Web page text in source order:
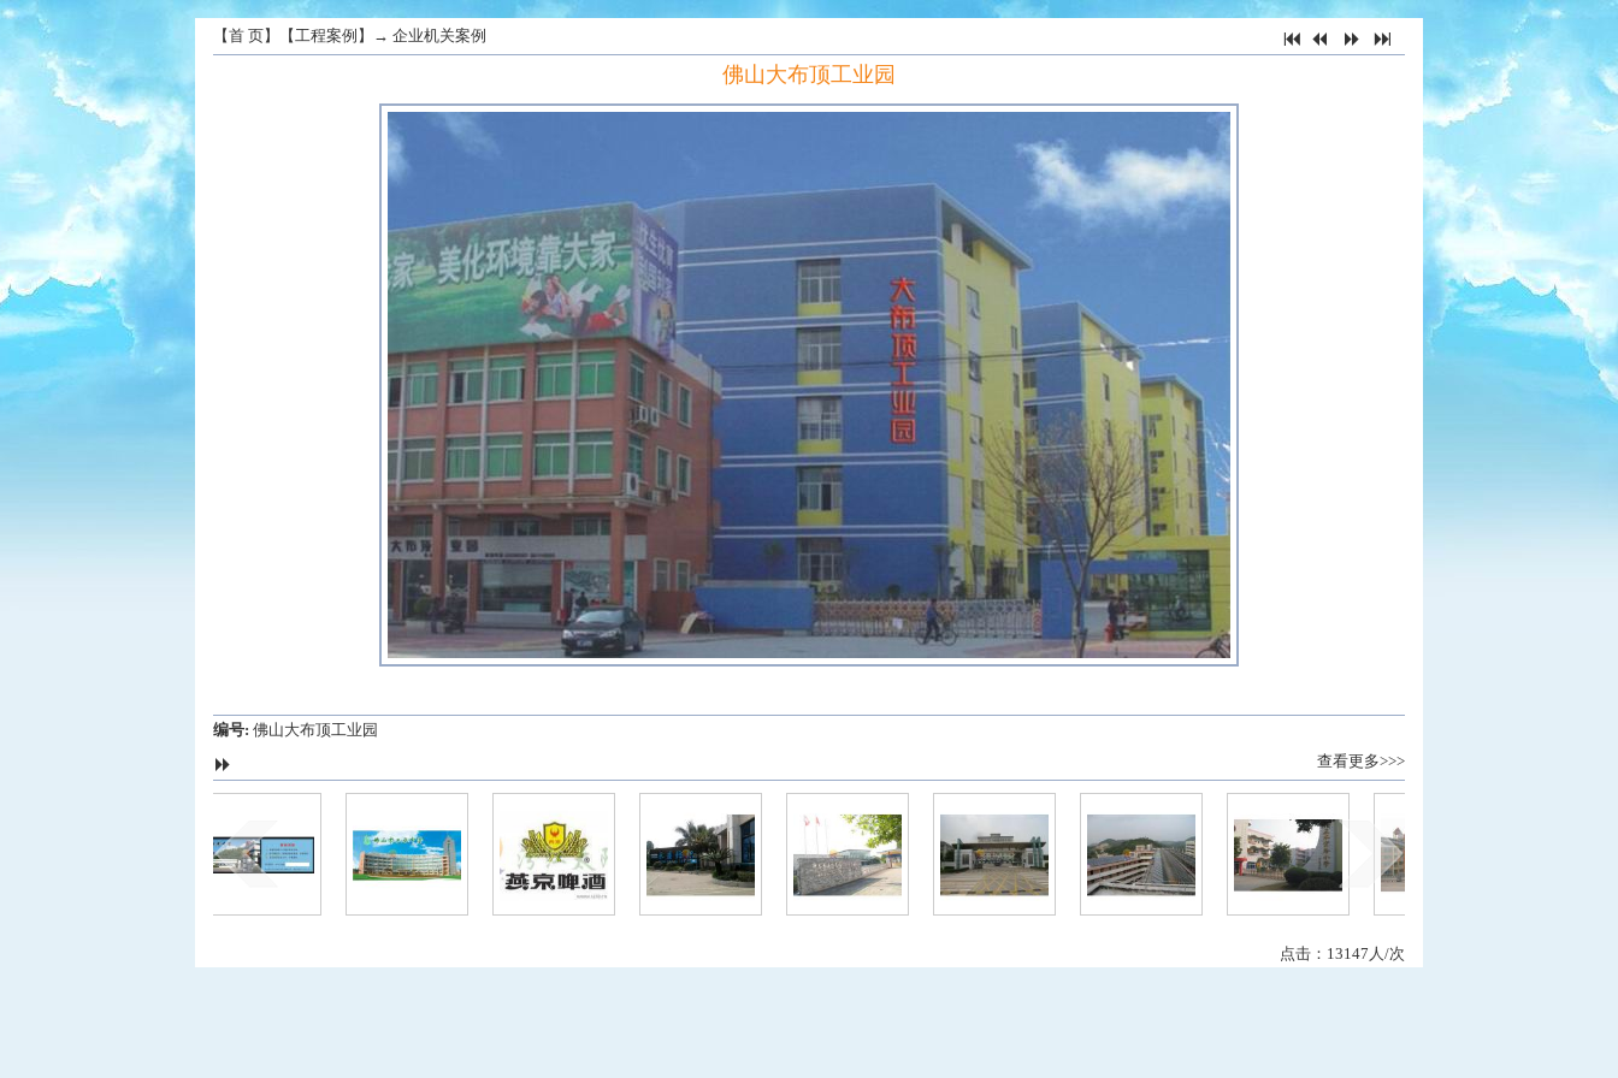
【首 页】【工程案例 】→ 企业机关案例 7 2 5 6
佛山大布顶工业园
编号: 佛山大布顶工业园
5 查看更多>>>
点击：13147人/次